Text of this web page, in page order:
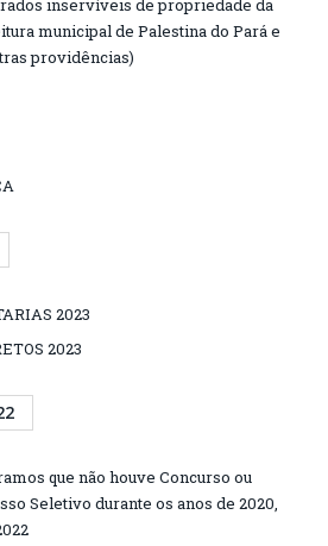
inservíveis de propriedade da
municipal de Palestina do Pará e
providências)
2023
2023
que não houve Concurso ou
Seletivo durante os anos de 2020,